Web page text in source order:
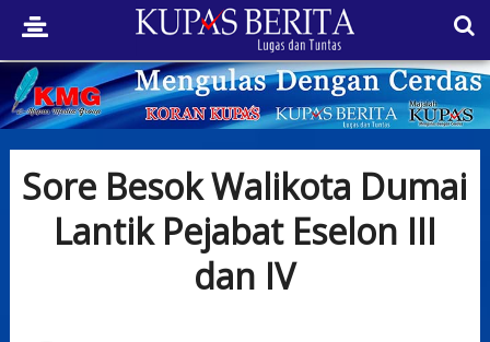
Sore Besok Walikota Dumai
Lantik Pejabat Eselon III
dan IV